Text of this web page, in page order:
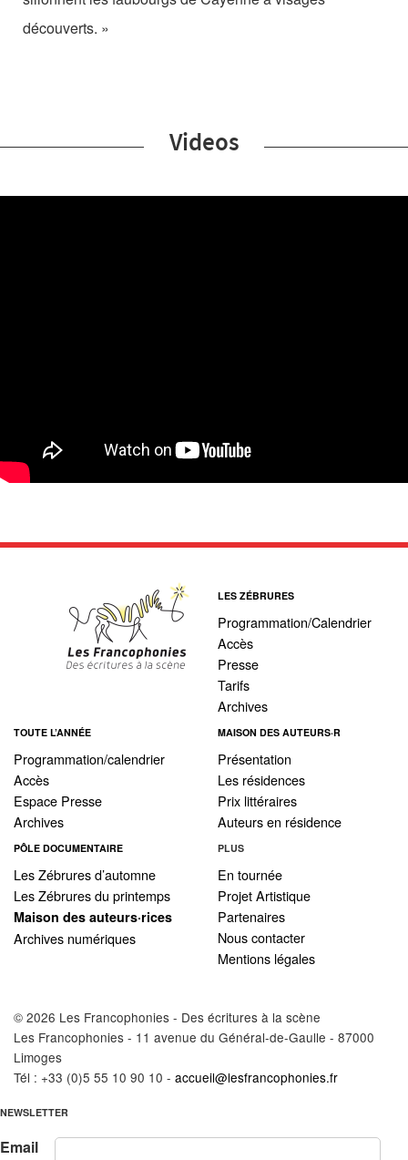
découverts. »
Videos
LES ZÉBRURES
Programmation/Calendrier
Accès
Presse
Tarifs
Archives
TOUTE L’ANNÉE
Programmation/calendrier
Accès
Espace Presse
Archives
MAISON DES AUTEURS·R
Présentation
Les résidences
Prix littéraires
Auteurs en résidence
PÔLE DOCUMENTAIRE
Les Zébrures d’automne
Les Zébrures du printemps
Maison des auteurs·rices
Archives numériques
PLUS
En tournée
Projet Artistique
Partenaires
Nous contacter
Mentions légales
© 2026 Les Francophonies - Des écritures à la scène
Les Francophonies - 11 avenue du Général-de-Gaulle - 87000
Limoges
Tél : +33 (0)5 55 10 90 10 - accueil@lesfrancophonies.fr
NEWSLETTER
Email